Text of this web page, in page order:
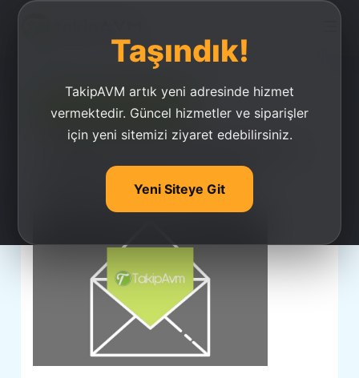
Taşındık!
TakipAVM artık yeni adresinde hizmet
vermektedir. Güncel hizmetler ve siparişler
için yeni sitemizi ziyaret edebilirsiniz.
Yeni Siteye Git
Ucuz Takipçi Satın Al
Tiktok Davet Kodu ve
Bağlantısı Nedir?